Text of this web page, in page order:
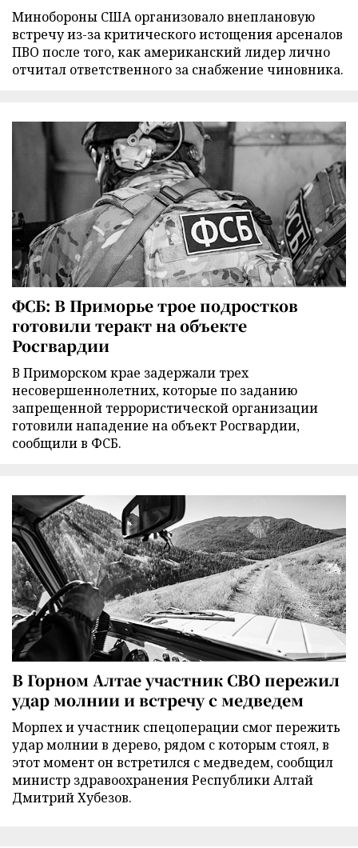
Минобороны США организовало внеплановую
встречу из-за критического истощения арсеналов
ПВО после того, как американский лидер лично
отчитал ответственного за снабжение чиновника.
ФСБ: В Приморье трое подростков
готовили теракт на объекте
Росгвардии
В Приморском крае задержали трех
несовершеннолетних, которые по заданию
запрещенной террористической организации
готовили нападение на объект Росгвардии,
сообщили в ФСБ.
В Горном Алтае участник СВО пережил
удар молнии и встречу с медведем
Морпех и участник спецоперации смог пережить
удар молнии в дерево, рядом с которым стоял, в
этот момент он встретился с медведем, сообщил
министр здравоохранения Республики Алтай
Дмитрий Хубезов.